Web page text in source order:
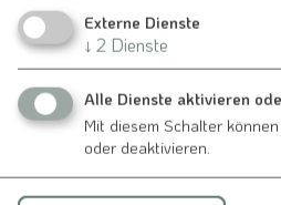
Veranstalter
Obst- und Gartenbauverein
Barbara Schmidt
Eckerleinstraße 4
Externe Dienste
↓ 2 Dienste
Alle Dienste aktivieren
Mit diesem Schalter
oder deaktivieren.